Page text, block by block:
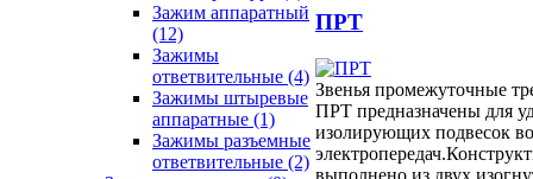
Зажим аппаратный
(12)
Зажимы
ответвительные (4)
Зажимы штыревые
аппаратные (1)
Зажимы разъемные
ответвительные (2)
ПРТ
Звенья промежуточные
ПРТ предназначены для
изолирующих подвесок